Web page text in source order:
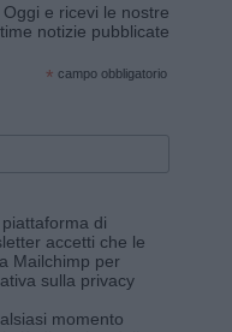
e ricevi le nostre
notizie pubblicate
* campo obbligatorio
di
accetti che le
Mailchimp per
sulla privacy
momento